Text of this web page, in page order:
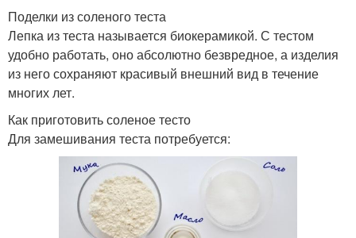
Поделки из соленого теста
Лепка из теста называется биокерамикой. С тестом
удобно работать, оно абсолютно безвредное, а изделия
из него сохраняют красивый внешний вид в течение
многих лет.
Как приготовить соленое тесто
Для замешивания теста потребуется: